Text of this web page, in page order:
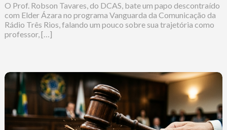
O Prof. Robson Tavares, do DCAS, bate um papo descontraído
com Elder Ázara no programa Vanguarda da Comunicação da
Rádio Três Rios, falando um pouco sobre sua trajetória como
professor, […]